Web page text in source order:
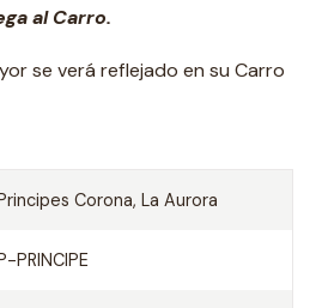
al Carro.
se verá reflejado en su Carro
Corona, La Aurora
PRINCIPE